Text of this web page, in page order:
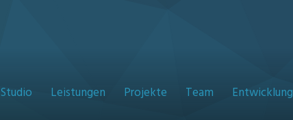
Studio Leistungen Projekte Team Entwicklung